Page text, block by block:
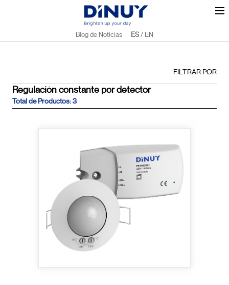
Blog de Noticias ES/ EN
FILTRAR POR
Regulación constante por detector
Total de Productos: 3